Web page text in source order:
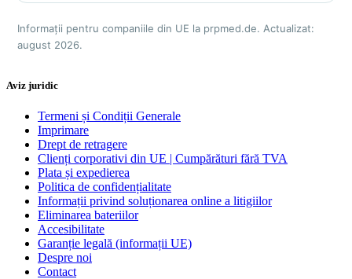
Informații pentru companiile din UE la prpmed.de. Actualizat:
august 2026.
Aviz juridic
Termeni și Condiții Generale
Imprimare
Drept de retragere
Clienți corporativi din UE | Cumpărături fără TVA
Plata și expedierea
Politica de confidențialitate
Informații privind soluționarea online a litigiilor
Eliminarea bateriilor
Accesibilitate
Garanție legală (informații UE)
Despre noi
Contact